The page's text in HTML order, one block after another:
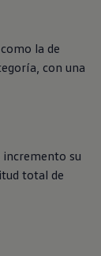
la de
con una
incremento su
total de